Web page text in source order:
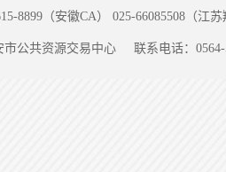
8899（安徽CA） 025-66085508（江
市公共资源交易中心 联系电话：0564-